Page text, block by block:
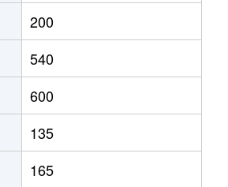
200
540
600
135
165